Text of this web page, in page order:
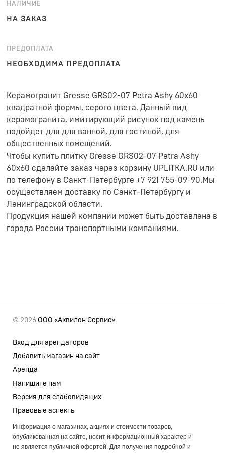
НАЛИЧИЕ
НА ЗАКАЗ
ПРЕДОПЛАТА
НЕОБХОДИМА ПРЕДОПЛАТА
Керамогранит Gresse GRS02-07 Petra Ashy 60x60
квадратной формы, серого цвета. Данный вид
керамогранита, имитирующий рисунок под камень
подойдет для для ванной, для гостиной, для
общественных помещений.
Чтобы купить плитку Gresse GRS02-07 Petra Ashy
60x60 сделайте заказ через корзину UPLITKA.RU или
по телефону в Санкт-Петербурге +7 921 755-09-90.Мы
осуществляем доставку по Санкт-Петербургу и
Ленинградской области.
Продукция нашей компании может быть доставлена в
города России транспортными компаниями.
© 2026 ООО «Аквилон Сервис»
Вход для арендаторов
Добавить магазин на сайт
Аренда
Напишите нам
Версия для слабовидящих
Правовые аспекты
Информация о магазинах, акциях и стоимости товаров,
опубликованная на сайте, носит информационный характер и
не является публичной офертой. Для получения подробной и